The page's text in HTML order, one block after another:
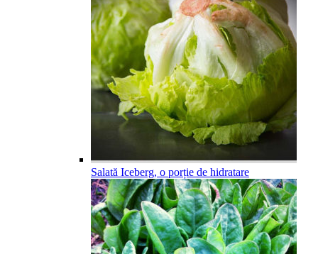
Salată Iceberg, o porție de hidratare